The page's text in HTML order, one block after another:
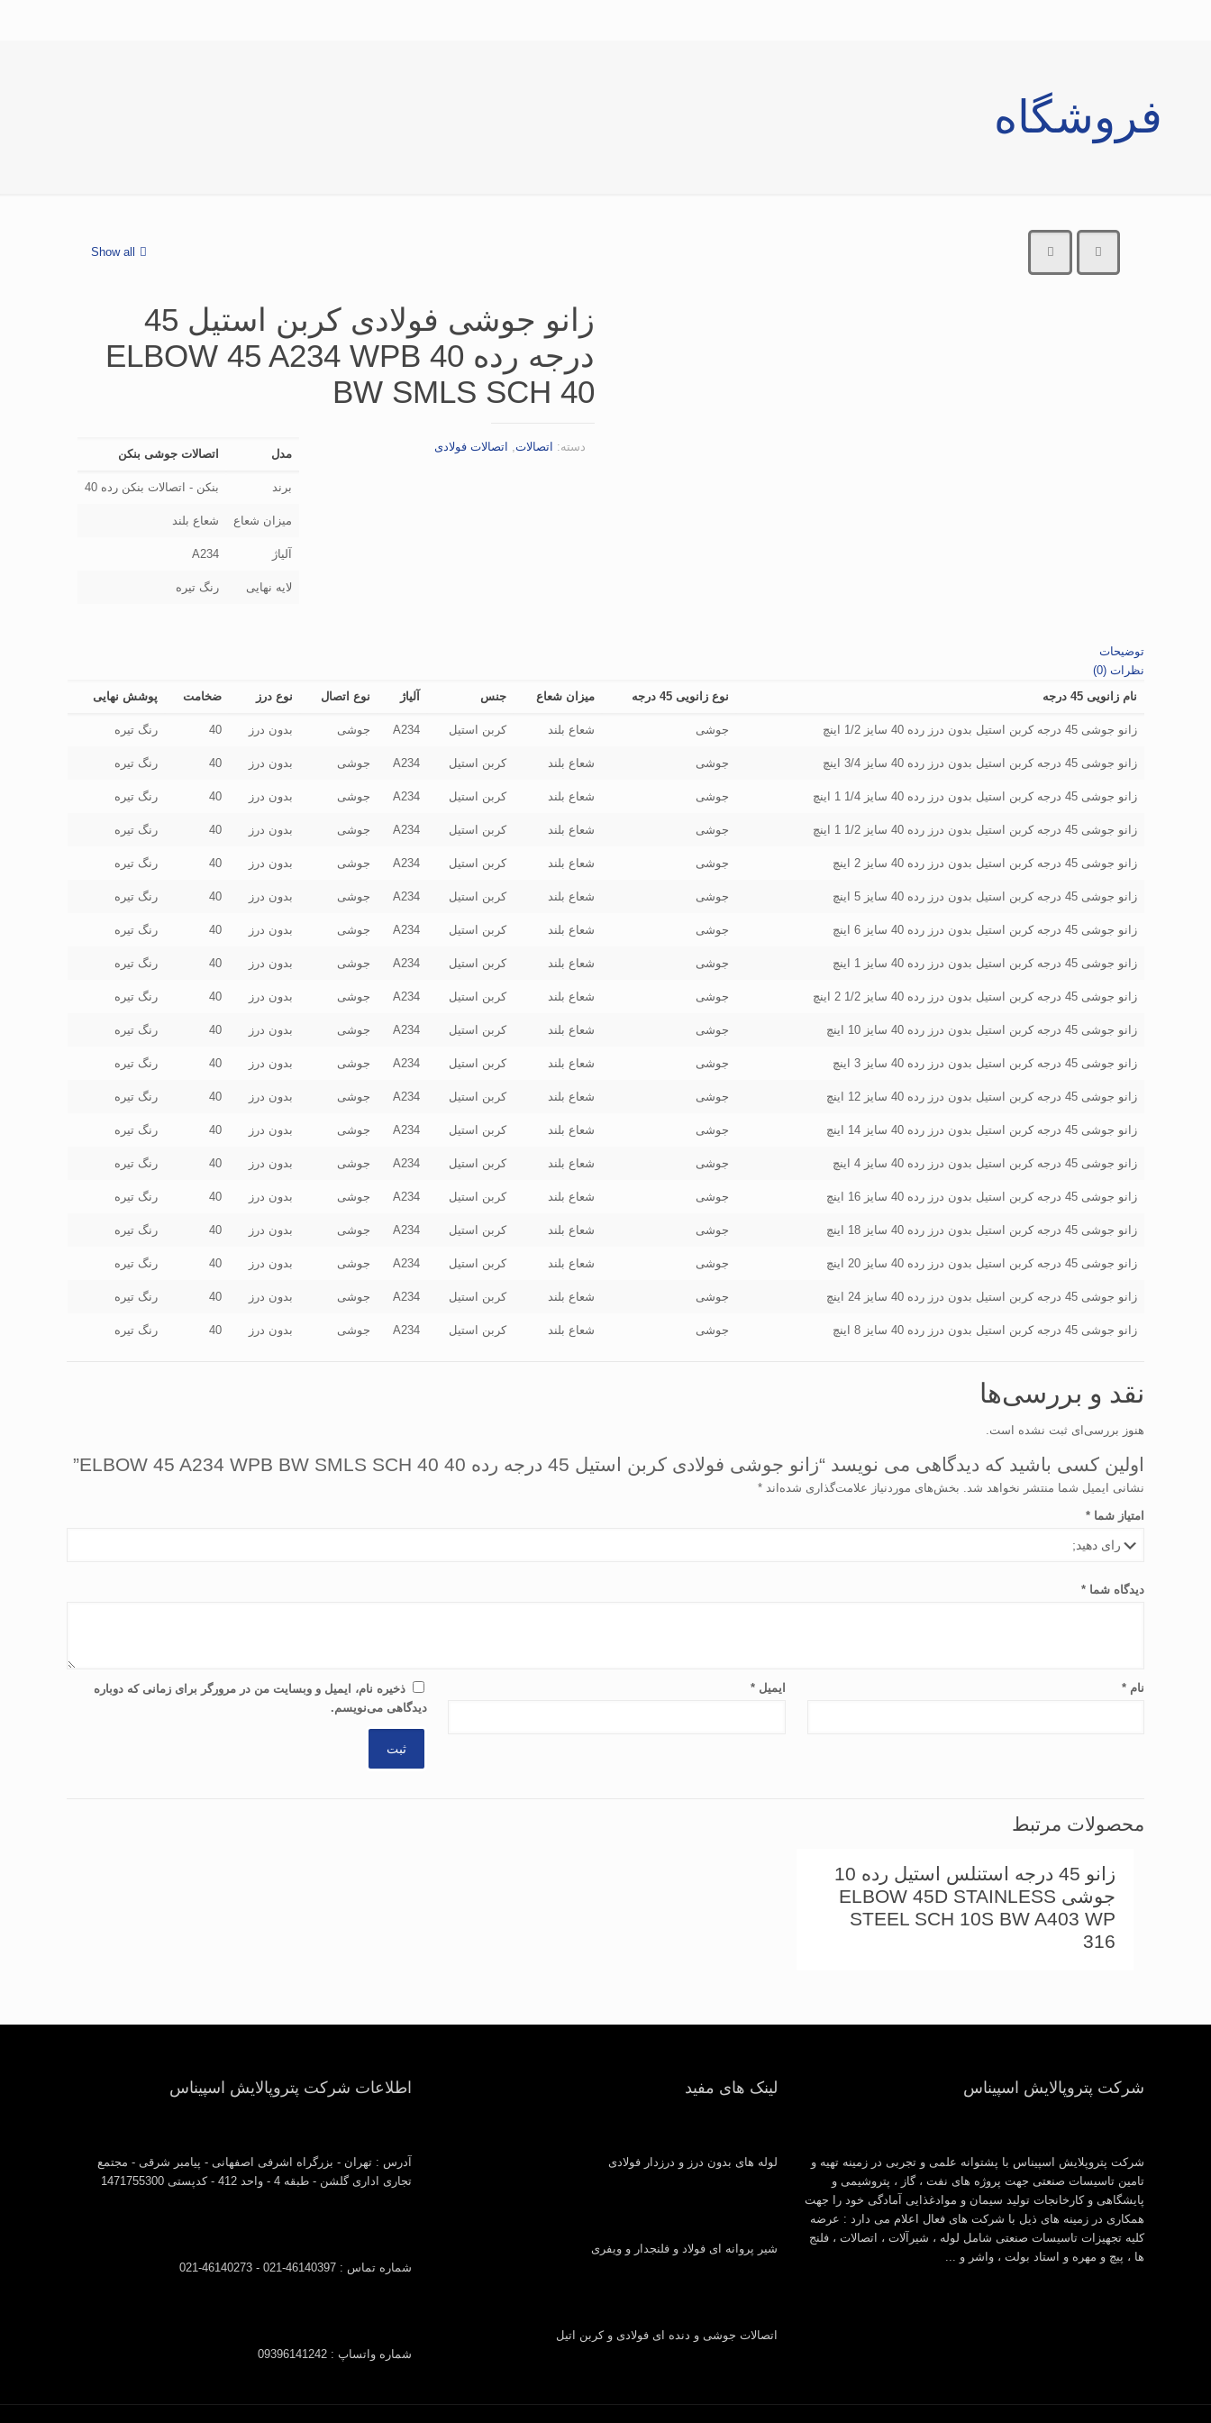
فروشگاه
Show all
زانو جوشی فولادی کربن استیل 45
درجه رده 40 ELBOW 45 A234 WPB
BW SMLS SCH 40
مدل اتصالات جوشی بنکن
برند بنکن - اتصالات بنکن رده 40
میزان شعاع شعاع بلند
آلیاژ A234
لایه نهایی رنگ تیره
دسته: اتصالات, اتصالات فولادی
توضیحات
نظرات (0)
نام زانویی 45 درجه
نوع زانویی 45 درجه میزان شعاع جنس آلیاژ نوع اتصال نوع درز ضخامت پوشش نهایی
زانو جوشی 45 درجه کربن استیل بدون درز رده 40 سایز 1/2 اینچ جوشی شعاع بلند کربن استیل A234 جوشی بدون درز 40 رنگ تیره
زانو جوشی 45 درجه کربن استیل بدون درز رده 40 سایز 3/4 اینچ جوشی شعاع بلند کربن استیل A234 جوشی بدون درز 40 رنگ تیره
زانو جوشی 45 درجه کربن استیل بدون درز رده 40 سایز 1/4 1 اینچ جوشی شعاع بلند کربن استیل A234 جوشی بدون درز 40 رنگ تیره
زانو جوشی 45 درجه کربن استیل بدون درز رده 40 سایز 1/2 1 اینچ جوشی شعاع بلند کربن استیل A234 جوشی بدون درز 40 رنگ تیره
زانو جوشی 45 درجه کربن استیل بدون درز رده 40 سایز 2 اینچ جوشی شعاع بلند کربن استیل A234 جوشی بدون درز 40 رنگ تیره
زانو جوشی 45 درجه کربن استیل بدون درز رده 40 سایز 5 اینچ جوشی شعاع بلند کربن استیل A234 جوشی بدون درز 40 رنگ تیره
زانو جوشی 45 درجه کربن استیل بدون درز رده 40 سایز 6 اینچ جوشی شعاع بلند کربن استیل A234 جوشی بدون درز 40 رنگ تیره
زانو جوشی 45 درجه کربن استیل بدون درز رده 40 سایز 1 اینچ جوشی شعاع بلند کربن استیل A234 جوشی بدون درز 40 رنگ تیره
زانو جوشی 45 درجه کربن استیل بدون درز رده 40 سایز 1/2 2 اینچ جوشی شعاع بلند کربن استیل A234 جوشی بدون درز 40 رنگ تیره
زانو جوشی 45 درجه کربن استیل بدون درز رده 40 سایز 10 اینچ جوشی شعاع بلند کربن استیل A234 جوشی بدون درز 40 رنگ تیره
زانو جوشی 45 درجه کربن استیل بدون درز رده 40 سایز 3 اینچ جوشی شعاع بلند کربن استیل A234 جوشی بدون درز 40 رنگ تیره
زانو جوشی 45 درجه کربن استیل بدون درز رده 40 سایز 12 اینچ جوشی شعاع بلند کربن استیل A234 جوشی بدون درز 40 رنگ تیره
زانو جوشی 45 درجه کربن استیل بدون درز رده 40 سایز 14 اینچ جوشی شعاع بلند کربن استیل A234 جوشی بدون درز 40 رنگ تیره
زانو جوشی 45 درجه کربن استیل بدون درز رده 40 سایز 4 اینچ جوشی شعاع بلند کربن استیل A234 جوشی بدون درز 40 رنگ تیره
زانو جوشی 45 درجه کربن استیل بدون درز رده 40 سایز 16 اینچ جوشی شعاع بلند کربن استیل A234 جوشی بدون درز 40 رنگ تیره
زانو جوشی 45 درجه کربن استیل بدون درز رده 40 سایز 18 اینچ جوشی شعاع بلند کربن استیل A234 جوشی بدون درز 40 رنگ تیره
زانو جوشی 45 درجه کربن استیل بدون درز رده 40 سایز 20 اینچ جوشی شعاع بلند کربن استیل A234 جوشی بدون درز 40 رنگ تیره
زانو جوشی 45 درجه کربن استیل بدون درز رده 40 سایز 24 اینچ جوشی شعاع بلند کربن استیل A234 جوشی بدون درز 40 رنگ تیره
زانو جوشی 45 درجه کربن استیل بدون درز رده 40 سایز 8 اینچ جوشی شعاع بلند کربن استیل A234 جوشی بدون درز 40 رنگ تیره
نقد و بررسی‌ها
هنوز بررسی‌ای ثبت نشده است.
اولین کسی باشید که دیدگاهی می نویسد “زانو جوشی فولادی کربن استیل 45 درجه رده 40 ELBOW 45 A234 WPB BW SMLS SCH 40”
نشانی ایمیل شما منتشر نخواهد شد. بخش‌های موردنیاز علامت‌گذاری شده‌اند*
امتیاز شما*
دیدگاه شما*
نام* ایمیل*
ذخیره نام، ایمیل و وبسایت من در مرورگر برای زمانی که دوباره
دیدگاهی می‌نویسم.
محصولات مرتبط
زانو 45 درجه استنلس استیل رده 10
جوشی ELBOW 45D STAINLESS
STEEL SCH 10S BW A403 WP
316
شرکت پتروپالایش اسپیناس
شرکت پتروپلایش اسپیناس با پشتوانه علمی و تجربی در زمینه تهیه و
تامین تاسیسات صنعتی جهت پروژه های نفت ، گاز ، پتروشیمی و
پایشگاهی و کارخانجات تولید سیمان و موادغذایی آمادگی خود را جهت
همکاری در زمینه های ذیل با شرکت های فعال اعلام می دارد : عرضه
کلیه تجهیزات تاسیسات صنعتی شامل لوله ، شیرآلات ، اتصالات ، فلنج
ها ، پیچ و مهره و استاد بولت ، واشر و ...
لینک های مفید
لوله های بدون درز و درزدار فولادی
شیر پروانه ای فولاد و فلنجدار و ویفری
اتصالات جوشی و دنده ای فولادی و کربن اتیل
اطلاعات شرکت پتروپالایش اسپیناس
آدرس : تهران - بزرگراه اشرفی اصفهانی - پیامبر شرقی - مجتمع
تجاری اداری گلشن - طبقه 4 - واحد 412 - کدپستی 1471755300
شماره تماس : 46140397-021 - 46140273-021
شماره واتساپ : 09396141242